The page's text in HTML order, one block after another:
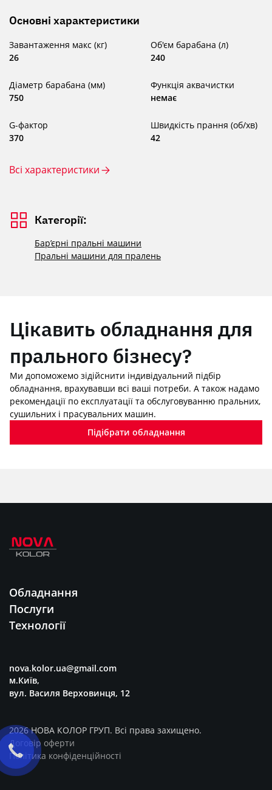
Основні характеристики
Завантаження макс (кг)
26
Об'єм барабана (л)
240
Діаметр барабана (мм)
750
Функція аквачистки
немає
G-фактор
370
Швидкість прання (об/хв)
42
Всі характеристики
Категорії:
Бар’єрні пральні машини
Пральні машини для пралень
Цікавить обладнання для
прального бізнесу?
Ми допоможемо зідійснити індивідуальний підбір
обладнання, врахувавши всі ваші потреби. А також надамо
рекомендації по експлуатації та обслуговуванню пральних,
сушильних і прасувальних машин.
Підібрати обладнання
Обладнання
Послуги
Технології
nova.kolor.ua@gmail.com
м.Київ,
вул. Василя Верховинця, 12
2026 НОВА КОЛОР ГРУП. Всі права захищено.
Договір оферти
Політика конфіденційності